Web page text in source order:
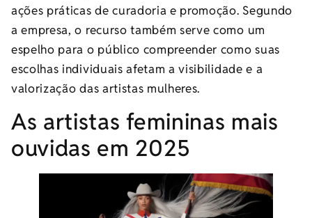
ações práticas de curadoria e promoção. Segundo
a empresa, o recurso também serve como um
espelho para o público compreender como suas
escolhas individuais afetam a visibilidade e a
valorização das artistas mulheres.
As artistas femininas mais
ouvidas em 2025